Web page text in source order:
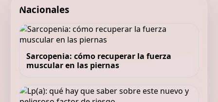
Nacionales
Sarcopenia: cómo recuperar la fuerza
muscular en las piernas